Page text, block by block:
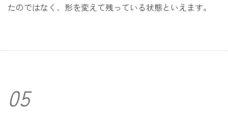
たのではなく、形を変えて残っている状態といえます。
05